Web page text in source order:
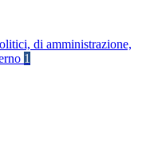
di amministrazione,
1